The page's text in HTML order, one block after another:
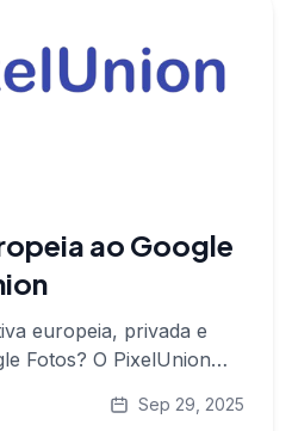
ao Google
europeia, privada e
Fotos? O PixelUnion
comparáveis - sem
Sep 29, 2025